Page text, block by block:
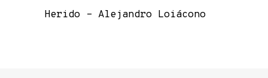
Herido – Alejandro Loiácono